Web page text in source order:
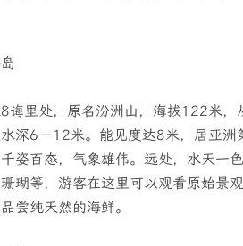
诲里处，原名汾洲山，海拔122米
深6－12米。能见度达8米，居亚
姿百态，气象雄伟。远处，水天一
瑚等，游客在这里可以观看原始景
尝纯天然的海鲜。